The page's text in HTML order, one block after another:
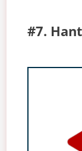
#7.